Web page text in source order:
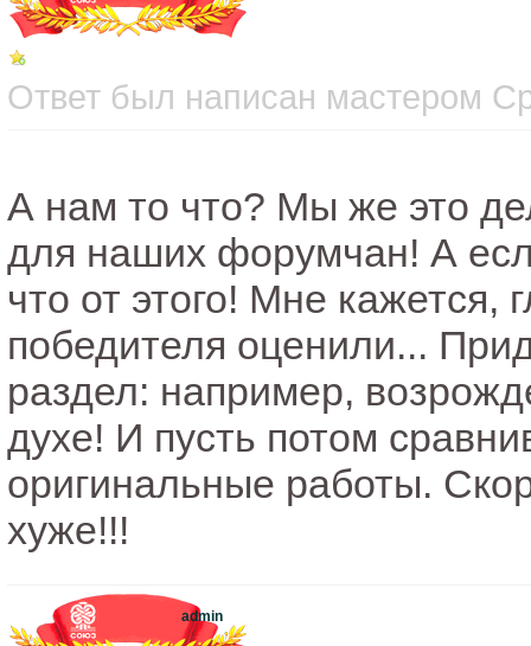
Ответ был написан мастером
А нам то что? Мы же это
для наших форумчан! А
что от этого! Мне
победителя оценили...
раздел: например,
духе! И пусть потом
оригинальные работы.
хуже!!!
admin